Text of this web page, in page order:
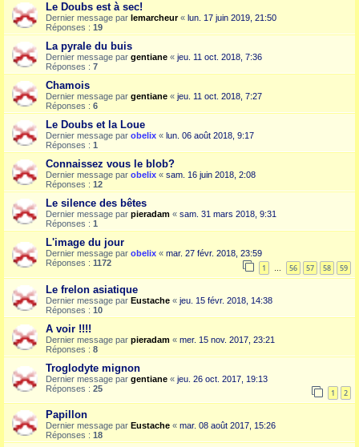
Le Doubs est à sec!
Dernier message par lemarcheur« lun. 17 juin 2019, 21:50
Réponses : 19
La pyrale du buis
Dernier message par gentiane « jeu. 11 oct. 2018, 7:36
Réponses : 7
Chamois
Dernier message par gentiane « jeu. 11 oct. 2018, 7:27
Réponses : 6
Le Doubs et la Loue
Dernier message par obelix « lun. 06 août 2018, 9:17
Réponses : 1
Connaissez vous le blob?
Dernier message par obelix « sam. 16 juin 2018, 2:08
Réponses : 12
Le silence des bêtes
Dernier message par pieradam « sam. 31 mars 2018, 9:31
Réponses : 1
L'image du jour
Dernier message par obelix « mar. 27 févr. 2018, 23:59
Réponses : 1172 1 … 56 57 58 59
Le frelon asiatique
Dernier message par Eustache « jeu. 15 févr. 2018, 14:38
Réponses : 10
A voir !!!!
Dernier message par pieradam « mer. 15 nov. 2017, 23:21
Réponses : 8
Troglodyte mignon
Dernier message par gentiane « jeu. 26 oct. 2017, 19:13
Réponses : 25 1 2
Papillon
Dernier message par Eustache « mar. 08 août 2017, 15:26
Réponses : 18